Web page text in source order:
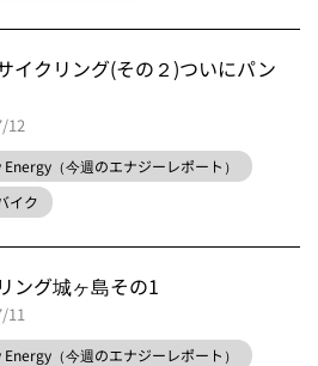
イクリング(その２)ついにパン
12
（今週のエナジーレポート）
イク
ング城ヶ島その1
11
（今週のエナジーレポート）